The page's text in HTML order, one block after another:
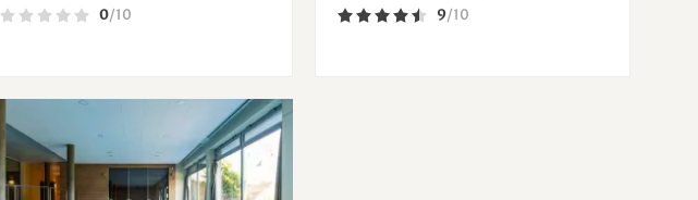
0/10 9/10